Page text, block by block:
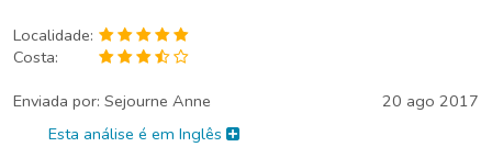
Localidade:
Costa:
Enviada por: Sejourne Anne
20 ago 2017
Esta análise é em Inglês